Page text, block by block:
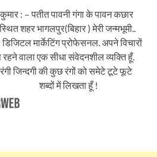
: – पतीत पावनी गंगा के पावन कछार
शहर भागलपुर(बिहार ) मेरी जन्मभूमी..
मार्केटिंग प्रोफेसनल. अपने विचारों
रहने वाला एक सीधा संवेदनशील व्यक्ति हूँ.
जिन्दगी की कुछ रंगों को समेटे टूटे फूटे
शब्दों में लिखता हूँ !